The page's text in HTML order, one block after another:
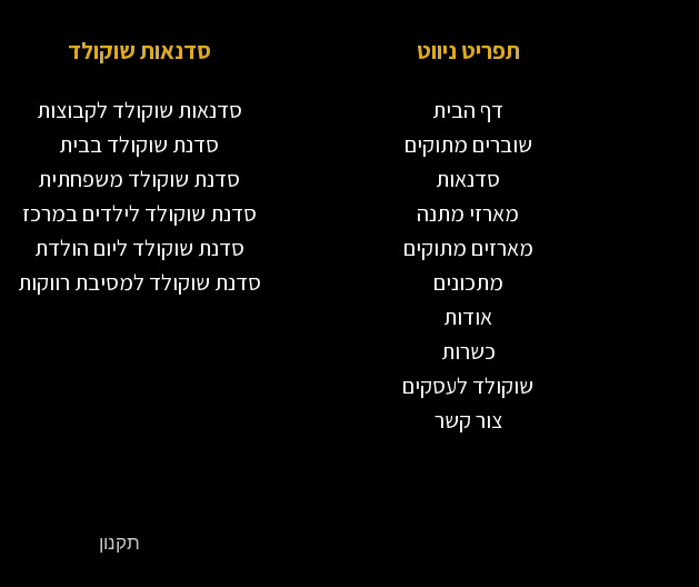
תפריט ניווט
דף הבית
שוברים מתוקים
סדנאות
מארזי מתנה
מארזים מתוקים
מתכונים
אודות
כשרות
שוקולד לעסקים
צור קשר
סדנאות שוקולד
סדנאות שוקולד לקבוצות
סדנת שוקולד בבית
סדנת שוקולד משפחתית
סדנת שוקולד לילדים במרכז
סדנת שוקולד ליום הולדת
סדנת שוקולד למסיבת רווקות
תקנון